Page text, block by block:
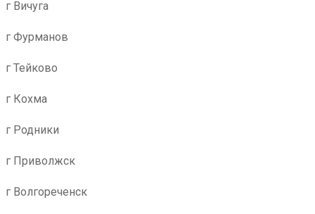
г Вичуга
г Фурманов
г Тейково
г Кохма
г Родники
г Приволжск
г Волгореченск